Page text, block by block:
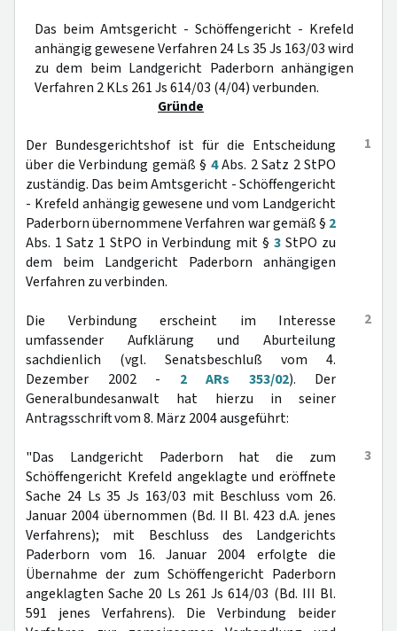
Das beim Amtsgericht - Schöffengericht - Krefeld
anhängig gewesene Verfahren 24 Ls 35 Js 163/03 wird
zu dem beim Landgericht Paderborn anhängigen
Verfahren 2 KLs 261 Js 614/03 (4/04) verbunden.
Gründe
1
Der Bundesgerichtshof ist für die Entscheidung
über die Verbindung gemäß § 4Abs. 2 Satz 2 StPO
zuständig. Das beim Amtsgericht - Schöffengericht
- Krefeld anhängig gewesene und vom Landgericht
Paderborn übernommene Verfahren war gemäß § 2
Abs. 1 Satz 1 StPO in Verbindung mit § 3 StPO zu
dem beim Landgericht Paderborn anhängigen
Verfahren zu verbinden.
2
Die Verbindung erscheint im Interesse
umfassender Aufklärung und Aburteilung
sachdienlich (vgl. Senatsbeschluß vom 4.
Dezember 2002 - 2 ARs 353/02). Der
Generalbundesanwalt hat hierzu in seiner
Antragsschrift vom 8. März 2004 ausgeführt:
3
"Das Landgericht Paderborn hat die zum
Schöffengericht Krefeld angeklagte und eröffnete
Sache 24 Ls 35 Js 163/03 mit Beschluss vom 26.
Januar 2004 übernommen (Bd. II Bl. 423 d.A. jenes
Verfahrens); mit Beschluss des Landgerichts
Paderborn vom 16. Januar 2004 erfolgte die
Übernahme der zum Schöffengericht Paderborn
angeklagten Sache 20 Ls 261 Js 614/03 (Bd. III Bl.
591 jenes Verfahrens). Die Verbindung beider